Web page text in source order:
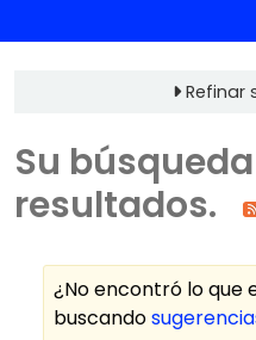
Refinar
Su
resultados.
¿No encontró lo que
buscando